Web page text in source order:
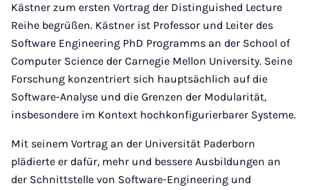
Kästner zum ersten Vortrag der Distinguished Lecture
Reihe begrüßen. Kästner ist Professor und Leiter des
Software Engineering PhD Programms an der School of
Computer Science der Carnegie Mellon University. Seine
Forschung konzentriert sich hauptsächlich auf die
Software-Analyse und die Grenzen der Modularität,
insbesondere im Kontext hochkonfigurierbarer Systeme.
Mit seinem Vortrag an der Universität Paderborn
plädierte er dafür, mehr und bessere Ausbildungen an
der Schnittstelle von Software-Engineering und